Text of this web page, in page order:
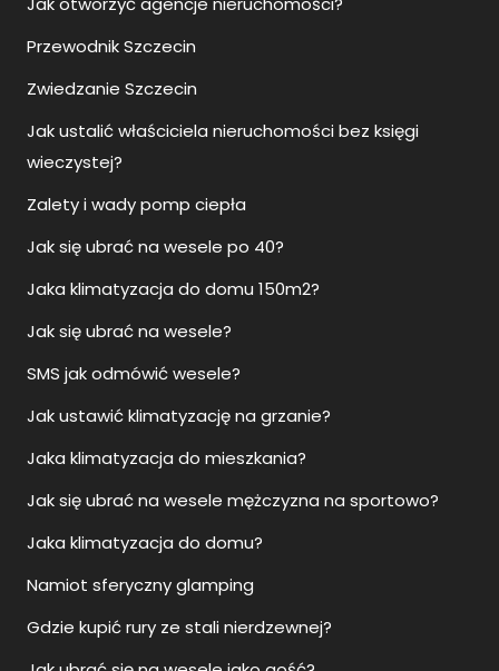
Przewodnik Szczecin
Zwiedzanie Szczecin
Jak ustalić właściciela nieruchomości bez księgi
wieczystej?
Zalety i wady pomp ciepła
Jak się ubrać na wesele po 40?
Jaka klimatyzacja do domu 150m2?
Jak się ubrać na wesele?
SMS jak odmówić wesele?
Jak ustawić klimatyzację na grzanie?
Jaka klimatyzacja do mieszkania?
Jak się ubrać na wesele mężczyzna na sportowo?
Jaka klimatyzacja do domu?
Namiot sferyczny glamping
Gdzie kupić rury ze stali nierdzewnej?